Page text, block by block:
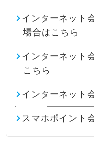
インターネット
場合はこちら
インターネット
こちら
インターネット
スマホポイント